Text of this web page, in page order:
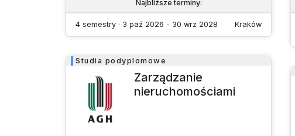
to succeed in today's fast-paced,
technology-driven world. We place a strong
emphasis on communication and HR,
interpersonal skills are essential for
success in the technology
industry.Throughout the program, you will
have the opportunity to work on projects
with real-world applications, collaborate
with industry experts, and network with
Najbliższe terminy:
4 semestry · 3 paź 2026 - 30 wrz 2028 Kraków
Studia podyplomowe
Zarządzanie
nieruchomościami